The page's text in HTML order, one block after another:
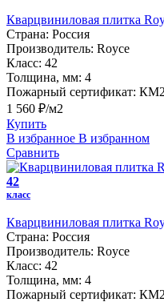
Кварцвиниловая плитка
Страна: Россия
Производитель: Royce
Класс: 42
Толщина, мм: 4
Пожарный сертификат: КМ2
1 560 ₽/м2
Купить
В избранное В избранном
Сравнить
42
класс
Кварцвиниловая плитка
Страна: Россия
Производитель: Royce
Класс: 42
Толщина, мм: 4
Пожарный сертификат: КМ2